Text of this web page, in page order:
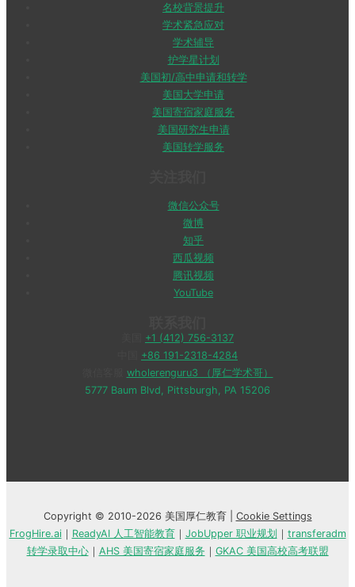
名校背景提升
学术紧急应对
学术辅导
护学星计划
美国初/高中申请和转学
美国大学申请
美国寄宿家庭服务
美国研究生申请
美国转学服务
微信公众号
微博
知乎
西瓜视频
腾讯视频
YouTube
+1 (412) 756-3137
+86 191-2318-4284
wholerenguru3 （厚仁学术哥）
5777 Baum Blvd, Pittsburgh, PA 15206
Copyright © 2010-2026 美国厚仁教育 | Cookie Settings
FrogHire.ai｜ ReadyAI 人工智能教育｜ JobUpper 职业规划 ｜ transferadm
转学录取中心｜ AHS 美国寄宿家庭服务 ｜ GKAC 美国高校高考联盟